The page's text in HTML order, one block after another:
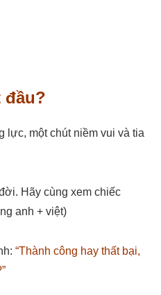
đầu?
lực, một chút niềm vui và tia
Hãy cùng xem chiếc
anh + việt)
“Thành công hay thất bại,